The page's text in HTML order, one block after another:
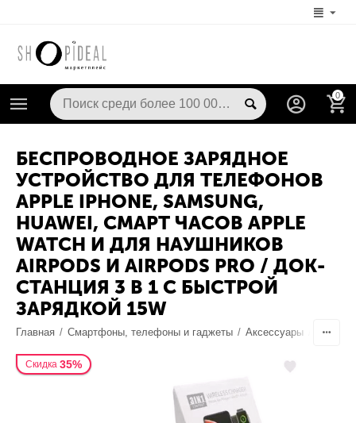
0
БЕСПРОВОДНОЕ ЗАРЯДНОЕ
УСТРОЙСТВО ДЛЯ ТЕЛЕФОНОВ
APPLE IPHONE, SAMSUNG,
HUAWEI, СМАРТ ЧАСОВ APPLE
WATCH И ДЛЯ НАУШНИКОВ
AIRPODS И AIRPODS PRO / ДОК-
СТАНЦИЯ 3 В 1 С БЫСТРОЙ
ЗАРЯДКОЙ 15W
Главная / Смартфоны, телефоны и гаджеты / Аксессуары Док-
Скидка 35%